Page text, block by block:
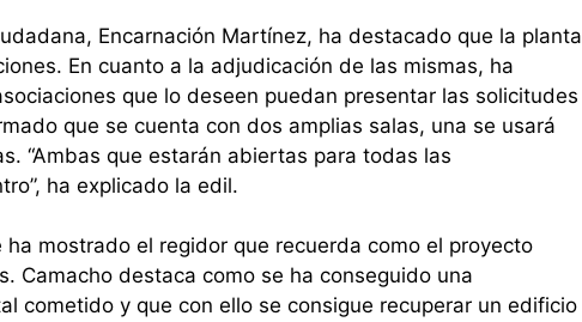
Encarnación Martínez, ha destacado que la planta
En cuanto a la adjudicación de las mismas, ha
que lo deseen puedan presentar las solicitudes
que se cuenta con dos amplias salas, una se usará
“Ambas que estarán abiertas para todas las
ha explicado la edil.
mostrado el regidor que recuerda como el proyecto
Camacho destaca como se ha conseguido una
cometido y que con ello se consigue recuperar un edificio